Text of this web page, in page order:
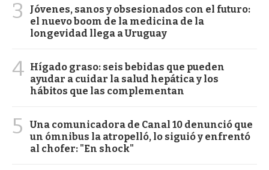
3
Jóvenes, sanos y obsesionados con el futuro:
el nuevo boom de la medicina de la
longevidad llega a Uruguay
4 Hígado graso: seis bebidas que pueden
ayudar a cuidar la salud hepática y los
hábitos que las complementan
5
Una comunicadora de Canal 10 denunció que
un ómnibus la atropelló, lo siguió y enfrentó
al chofer: "En shock"